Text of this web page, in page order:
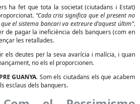
ha fet que tota la societat (ciutadans i Estat)
“Cada crisi significa que el present no
el sistema bancari va extreure d’aquest últim”.
de pagar la ineficiència dels banquers (com en
les retallades.
els deutes per la seva avarícia i malícia, i quan
no els el proporcionen.
GUANYA. Som els ciutadans els que acabem
esclaus dels banquers.